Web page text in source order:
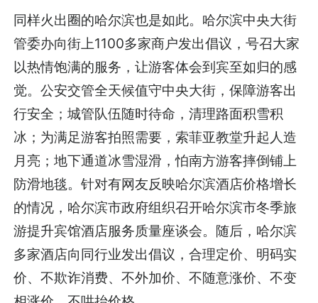
同样火出圈的哈尔滨也是如此。哈尔滨中央大街
管委办向街上1100多家商户发出倡议，号召大家
以热情饱满的服务，让游客体会到宾至如归的感
觉。公安交管全天候值守中央大街，保障游客出
行安全；城管队伍随时待命，清理路面积雪积
冰；为满足游客拍照需要，索菲亚教堂升起人造
月亮；地下通道冰雪湿滑，怕南方游客摔倒铺上
防滑地毯。针对有网友反映哈尔滨酒店价格增长
的情况，哈尔滨市政府组织召开哈尔滨市冬季旅
游提升宾馆酒店服务质量座谈会。随后，哈尔滨
多家酒店向同行业发出倡议，合理定价、明码实
价、不欺诈消费、不外加价、不随意涨价、不变